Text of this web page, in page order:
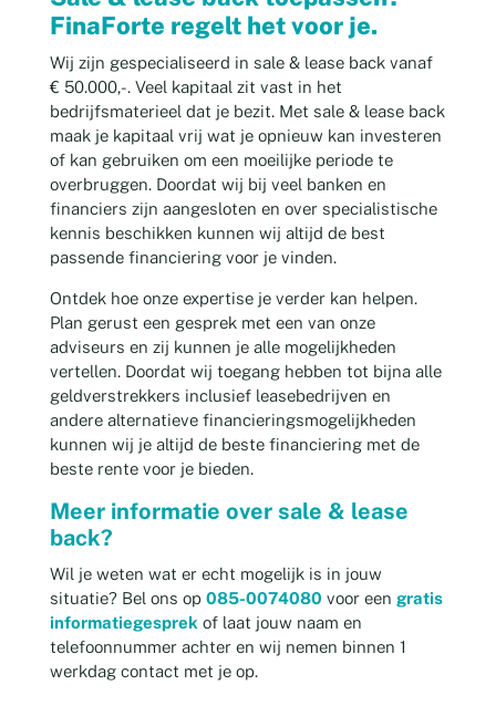
FinaForte regelt het voor je.
Wij zijn gespecialiseerd in sale & lease back vanaf
€ 50.000,-. Veel kapitaal zit vast in het
bedrijfsmaterieel dat je bezit. Met sale & lease back
maak je kapitaal vrij wat je opnieuw kan investeren
of kan gebruiken om een moeilijke periode te
overbruggen. Doordat wij bij veel banken en
financiers zijn aangesloten en over specialistische
kennis beschikken kunnen wij altijd de best
passende financiering voor je vinden.
Ontdek hoe onze expertise je verder kan helpen.
Plan gerust een gesprek met een van onze
adviseurs en zij kunnen je alle mogelijkheden
vertellen. Doordat wij toegang hebben tot bijna alle
geldverstrekkers inclusief leasebedrijven en
andere alternatieve financieringsmogelijkheden
kunnen wij je altijd de beste financiering met de
beste rente voor je bieden.
Meer informatie over sale & lease
back?
Wil je weten wat er echt mogelijk is in jouw
situatie? Bel ons op 085-0074080 voor een gratis
informatiegesprek of laat jouw naam en
telefoonnummer achter en wij nemen binnen 1
werkdag contact met je op.